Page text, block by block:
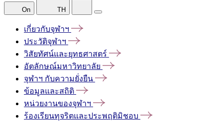
On TH
เกี่ยวกับจุฬาฯ
ประวัติจุฬาฯ
วิสัยทัศน์และยุทธศาสตร์
อัตลักษณ์มหาวิทยาลัย
จุฬาฯ กับความยั่งยืน
ข้อมูลและสถิติ
หน่วยงานของจุฬาฯ
ร้องเรียนทุจริตและประพฤติมิชอบ